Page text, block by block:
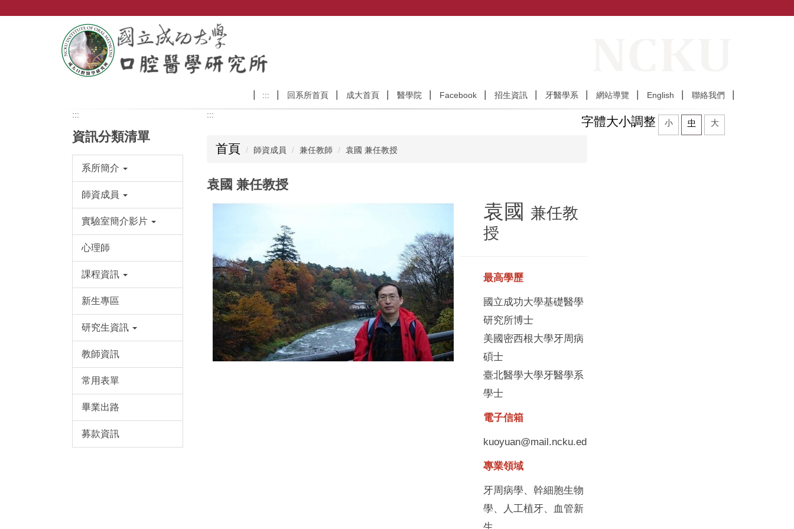
:::
回系所首頁 成大首頁 醫學院 Facebook 招生資訊 牙醫學系 網站導覽 English 聯絡我們
:::
資訊分類清單
系所簡介
師資成員
實驗室簡介影片
心理師
課程資訊
新生專區
研究生資訊
教師資訊
常用表單
畢業出路
募款資訊
:::
首頁 師資成員 兼任教師 袁國 兼任教授
袁國 兼任教授
字體大小調整 小 中 大
袁國 兼任教
授
最高學歷
國立成功大學基礎醫學
研究所博士
美國密西根大學牙周病
碩士
臺北醫學大學牙醫學系
學士
電子信箱
kuoyuan@mail.ncku.edu.tw
專業領域
牙周病學、幹細胞生物
學、人工植牙、血管新